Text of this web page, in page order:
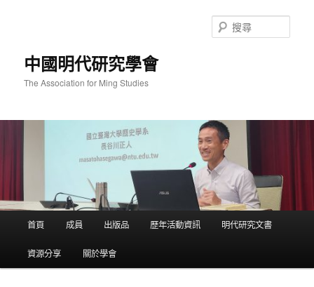
中國明代研究學會
The Association for Ming Studies
尋
首頁 成員 出版品 歷年活動資訊 明代研究文書
資源分享 關於學會